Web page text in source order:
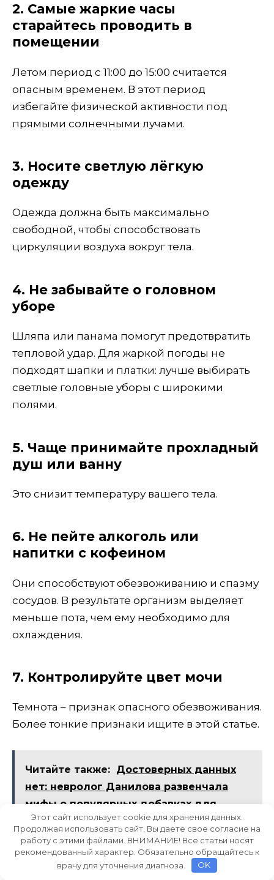
2. Самые жаркие часы
старайтесь проводить в
помещении
Летом период с 11:00 до 15:00 считается
опасным временем. В этот период
избегайте физической активности под
прямыми солнечными лучами.
3. Носите светлую лёгкую
одежду
Одежда должна быть максимально
свободной, чтобы способствовать
циркуляции воздуха вокруг тела.
4. Не забывайте о головном
уборе
Шляпа или панама помогут предотвратить
тепловой удар. Для жаркой погоды не
подходят шапки и платки: лучше выбирать
светлые головные уборы с широкими
полями.
5. Чаще принимайте прохладный
душ или ванну
Это снизит температуру вашего тела.
6. Не пейте алкоголь или
напитки с кофеином
Они способствуют обезвоживанию и спазму
сосудов. В результате организм выделяет
меньше пота, чем ему необходимо для
охлаждения.
7. Контролируйте цвет мочи
Темнота – признак опасного обезвоживания.
Более тонкие признаки ищите в этой статье.
Читайте также: Достоверных данных
нет: невролог Данилова развенчала
мифы о популярных добавках для
улучшения работы мозга
Этот сайт использует cookie для хранения данных.
Продолжая использовать сайт, Вы даете свое согласие на
работу с этими файлами. ВНИМАНИЕ! Все статьи носят
рекомендованный характер. Обязательно обращайтесь к
врачу для уточнения диагноза.
OK